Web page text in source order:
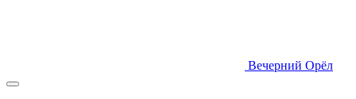
Вечерний Орёл